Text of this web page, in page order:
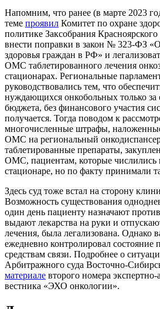
Напомним, что ранее (в марте 2023
теме проявил Комитет по охране
политике Заксобрания
внести поправки в закон № 323-ФЗ
здоровья граждан в РФ» и
ОМС таблетированного лечения
стационарах. Региональные
руководствовались тем, что
нуждающихся онкобольных только за
бюджета, без финансового участия
получается. Тогда поводом к
многочисленные штрафы,
ОМС на региональный
таблетированные препараты,
ОМС, пациентам, которые числились
стационаре, но по факту принимали
Здесь суд тоже встал на сторону
Возможность существования
один день пациенту назначают
выдают лекарства на руки и
лечения, была легализована. Однако
ежедневно контролировал состояние
средствам связи. Подробнее о
Арбитражного суда Восточно-
материале второго номера экспертно-
вестника «ЭХО онкологии».